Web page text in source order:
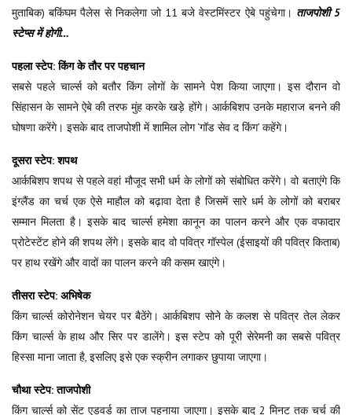
मुताबिक) बकिंघम पैलेस से निकलेगा जो 11 बजे वेस्टमिंस्टर ऐबे पहुंचेगा। ताजपोशी 5
स्टेप्स में होगी…
पहला स्टेप: किंग के तौर पर पहचान
सबसे पहले चार्ल्स को बतौर किंग लोगों के सामने पेश किया जाएगा। इस दौरान वो
सिंहासन के सामने ऐबे की तरफ मुंह करके खड़े होंगे। आर्कबिशप उनके महाराज बनने की
घोषणा करेंगे। इसके बाद ताजपोशी में शामिल लोग ‘गॉड सेव द किंग’ कहेंगे।
दूसरा स्टेप: शपथ
आर्कबिशप शपथ से पहले वहां मौजूद सभी धर्म के लोगों को संबोधित करेंगे। वो बताएंगे कि
इंग्लैंड का चर्च एक ऐसे माहौल को बढ़ावा देता है जिसमें सारे धर्म के लोगों को बराबर
सम्मान मिलता है। इसके बाद चार्ल्स हमेशा कानून का पालन करने और एक वफादार
प्रोटेस्टेंट होने की शपथ लेंगे। इसके बाद वो पवित्र गॉस्पेल (ईसाइयों की पवित्र किताब)
पर हाथ रखेंगे और वादों का पालन करने की कसम खाएंगे।
तीसरा स्टेप: अभिषेक
किंग चार्ल्स कोरोनेशन चेयर पर बैठेंगे। आर्कबिशप सोने के कलश से पवित्र तेल लेकर
किंग चार्ल्स के हाथ और सिर पर डालेंगे। इस स्टेप को पूरी सेरेमनी का सबसे पवित्र
हिस्सा माना जाता है, इसलिए इसे एक स्क्रीन लगाकर छुपाया जाएगा।
चौथा स्टेप: ताजपोशी
किंग चार्ल्स को सेंट एडवर्ड का ताज पहनाया जाएगा। इसके बाद 2 मिनट तक चर्च की